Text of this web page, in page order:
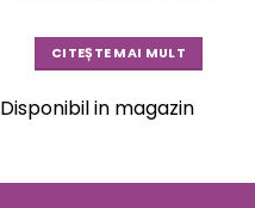
CITEȘTE MAI MULT
Disponibil in magazin